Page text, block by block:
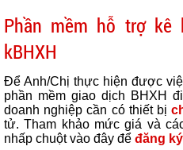
Phần mềm hỗ trợ kê
kBHXH
Để Anh/Chị thực hiện được
phần mềm giao dịch BHXH
doanh nghiệp cần có thiết bị
tử. Tham khảo mức giá và
nhấp chuột vào đây để đăng